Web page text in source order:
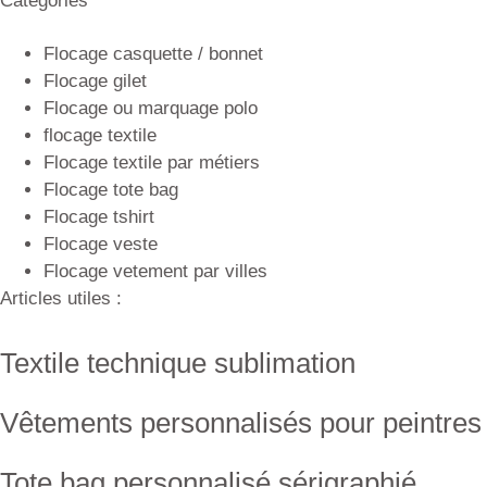
Flocage casquette / bonnet
Flocage gilet
Flocage ou marquage polo
flocage textile
Flocage textile par métiers
Flocage tote bag
Flocage tshirt
Flocage veste
Flocage vetement par villes
Articles utiles :
Textile technique sublimation
Vêtements personnalisés pour peintres